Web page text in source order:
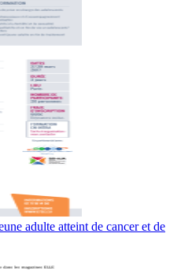
adulte atteint de cancer et de